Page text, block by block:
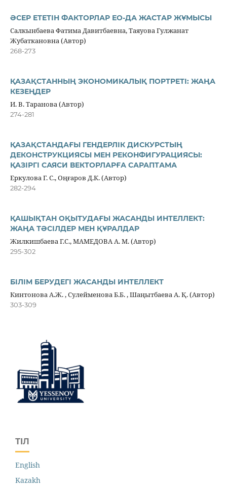
ӘСЕР ЕТЕТІН ФАКТОРЛАР ЕО-ДА ЖАСТАР ЖҰМЫСЫ
Салкынбаева Фатима Давитбаевна, Таяуова Гулжанат
Жубаткановна (Автор)
268-273
ҚАЗАҚСТАННЫҢ ЭКОНОМИКАЛЫҚ ПОРТРЕТІ: ЖАҢА
КЕЗЕҢДЕР
И. В. Таранова (Автор)
274-281
ҚАЗАҚСТАНДАҒЫ ГЕНДЕРЛІК ДИСКУРСТЫҢ
ДЕКОНСТРУКЦИЯСЫ МЕН РЕКОНФИГУРАЦИЯСЫ:
ҚАЗІРГІ САЯСИ ВЕКТОРЛАРҒА САРАПТАМА
Еркулова Г. С., Оңғаров Д.К. (Автор)
282-294
ҚАШЫҚТАН ОҚЫТУДАҒЫ ЖАСАНДЫ ИНТЕЛЛЕКТ:
ЖАҢА ТӘСІЛДЕР МЕН ҚҰРАЛДАР
Жилкишбаева Г.С., МАМЕДОВА А. М. (Автор)
295-302
БІЛІМ БЕРУДЕГІ ЖАСАНДЫ ИНТЕЛЛЕКТ
Кинтонова А.Ж. , Сулейменова Б.Б. , Шаңытбаева А. Қ. (Автор)
303-309
ТІЛ
English
Kazakh